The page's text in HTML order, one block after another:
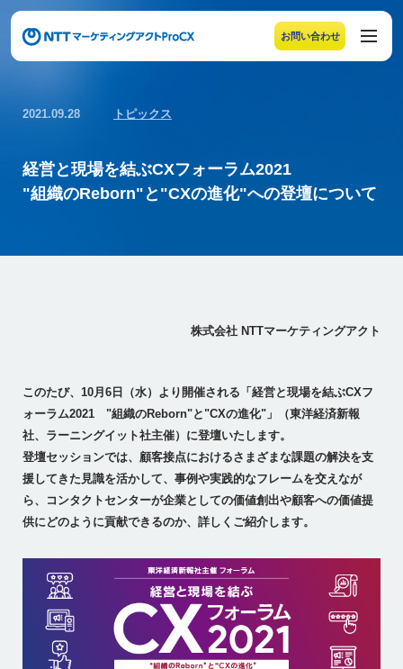
お問い合わせ
メニューの末尾です。Escape キーでメニューを閉じるこ
2021.09.28 トピックス
経営と現場を結ぶCXフォーラム2021
"組織のReborn"と"CXの進化"への登壇について
株式会社 NTTマーケティングアクト
このたび、10月6日（水）より開催される「経営と現場を結ぶCXフ
ォーラム2021 "組織のReborn"と"CXの進化"」（東洋経済新報
社、ラーニングイット社主催）に登壇いたします。
登壇セッションでは、顧客接点におけるさまざまな課題の解決を支
援してきた見識を活かして、事例や実践的なフレームを交えなが
ら、コンタクトセンターが企業としての価値創出や顧客への価値提
供にどのように貢献できるのか、詳しくご紹介します。